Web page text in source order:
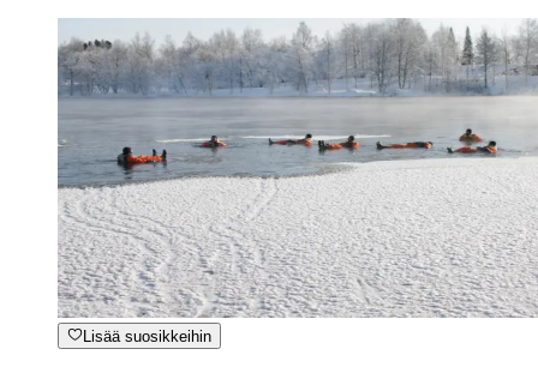
Lisää suosikkeihin